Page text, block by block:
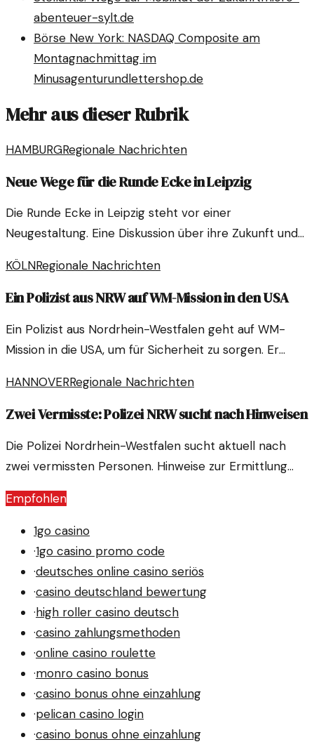
abenteuer-sylt.de
Börse New York: NASDAQ Composite am
Montagnachmittag im
Minusagenturundlettershop.de
Mehr aus dieser Rubrik
HAMBURGRegionale Nachrichten
Neue Wege für die Runde Ecke in Leipzig
Die Runde Ecke in Leipzig steht vor einer
Neugestaltung. Eine Diskussion über ihre Zukunft und
KÖLNRegionale Nachrichten
Ein Polizist aus NRW auf WM-Mission in den USA
Ein Polizist aus Nordrhein-Westfalen geht auf WM-
Mission in die USA, um für Sicherheit zu sorgen. Er
Teams.
HANNOVERRegionale Nachrichten
Zwei Vermisste: Polizei NRW sucht nach Hinweisen
Die Polizei Nordrhein-Westfalen sucht aktuell nach
zwei vermissten Personen. Hinweise zur Ermittlung
finden.
Empfohlen
1go casino
·1go casino promo code
·deutsches online casino seriös
·casino deutschland bewertung
·high roller casino deutsch
·casino zahlungsmethoden
·online casino roulette
·monro casino bonus
·casino bonus ohne einzahlung
·pelican casino login
·casino bonus ohne einzahlung